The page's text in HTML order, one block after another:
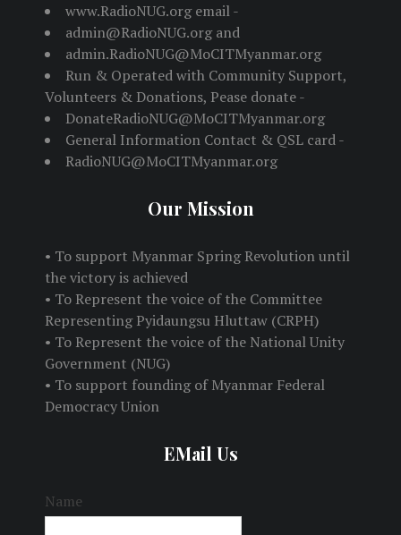
www.RadioNUG.org email -
admin@RadioNUG.org and
admin.RadioNUG@MoCITMyanmar.org
Run & Operated with Community Support,
Volunteers & Donations, Pease donate -
DonateRadioNUG@MoCITMyanmar.org
General Information Contact & QSL card -
RadioNUG@MoCITMyanmar.org
Our Mission
• To support Myanmar Spring Revolution until
the victory is achieved
• To Represent the voice of the Committee
Representing Pyidaungsu Hluttaw (CRPH)
• To Represent the voice of the National Unity
Government (NUG)
• To support founding of Myanmar Federal
Democracy Union
EMail Us
Name